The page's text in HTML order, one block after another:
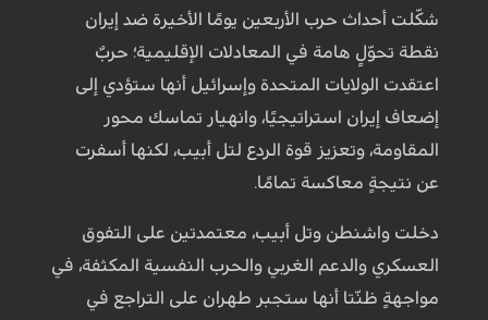
شكّلت أحداث حرب الأربعين يومًا الأخيرة ضد إيران
نقطة تحوّلٍ هامة في المعادلات الإقليمية؛ حربٌ
اعتقدت الولايات المتحدة وإسرائيل أنها ستؤدي إلى
إضعاف إيران استراتيجيًا، وانهيار تماسك محور
المقاومة، وتعزيز قوة الردع لتل أبيب، لكنها أسفرت
عن نتيجةٍ معاكسة تمامًا.
دخلت واشنطن وتل أبيب، معتمدتين على التفوق
العسكري والدعم الغربي والحرب النفسية المكثفة، في
مواجهةٍ ظنّتا أنها ستجبر طهران على التراجع في